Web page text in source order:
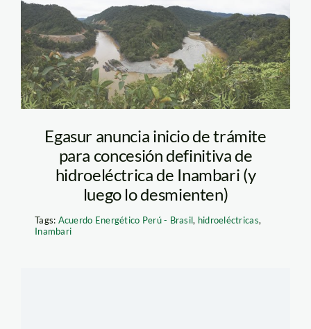
inambari_tm
Egasur anuncia inicio de trámite
para concesión definitiva de
hidroeléctrica de Inambari (y
luego lo desmienten)
Tags: Acuerdo Energético Perú - Brasil, hidroeléctricas,
Inambari